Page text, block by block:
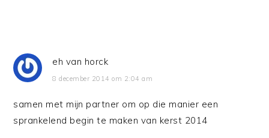
eh van horck
8 december 2014 om 2:04 am
samen met mijn partner om op die manier een
sprankelend begin te maken van kerst 2014